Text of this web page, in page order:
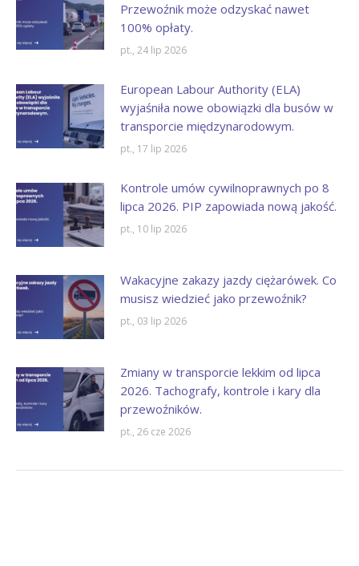
Przewoźnik może odzyskać nawet
100% opłaty.
pt., 24 lip 2026
European Labour Authority (ELA)
wyjaśniła nowe obowiązki dla busów w
transporcie międzynarodowym.
pt., 17 lip 2026
Kontrole umów cywilnoprawnych po 8
lipca 2026. PIP zapowiada nową jakość.
pt., 10 lip 2026
Wakacyjne zakazy jazdy ciężarówek. Co
musisz wiedzieć jako przewoźnik?
pt., 03 lip 2026
Zmiany w transporcie lekkim od lipca
2026. Tachografy, kontrole i kary dla
przewoźników.
pt., 26 cze 2026